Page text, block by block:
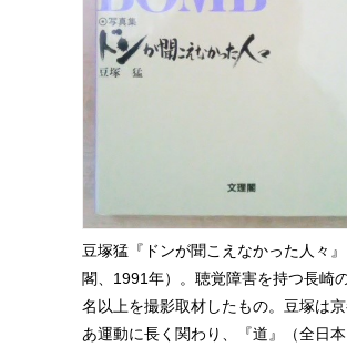
豆塚猛『ドンが聞こえなかった人々
閣、1991年）。聴覚障害を持つ長崎
名以上を撮影取材したもの。豆塚は
あ運動に長く関わり、『道』（全日